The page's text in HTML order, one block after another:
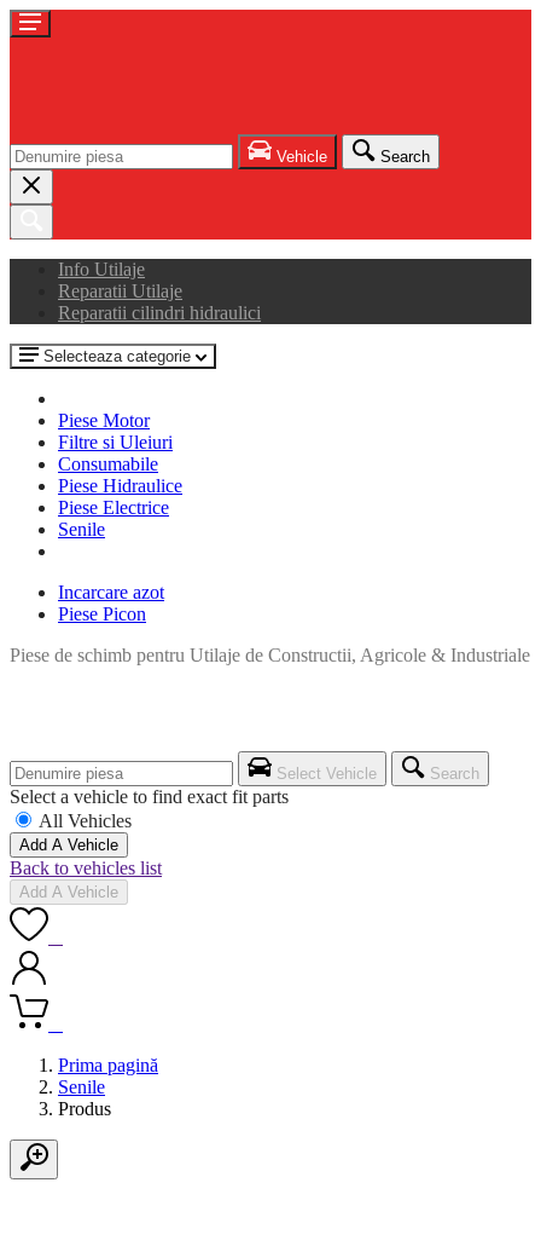
Vehicle Search
Info Utilaje
Reparatii Utilaje
Reparatii cilindri hidraulici
Selecteaza categorie
Piese Motor
Filtre si Uleiuri
Consumabile
Piese Hidraulice
Piese Electrice
Senile
Incarcare azot
Piese Picon
Piese de schimb pentru Utilaje de Constructii, Agricole & Industriale
Select Vehicle Search
Select a vehicle to find exact fit parts
All Vehicles
Add A Vehicle
Back to vehicles list
Add A Vehicle
Prima pagină
Senile
Produs